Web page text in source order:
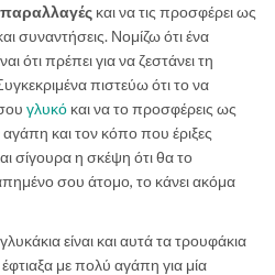
παραλλαγές και να τις προσφέρει ως
συναντήσεις. Νομίζω ότι ένα
ότι πρέπει για να ζεστάνει τη
πιστεύω ότι το να
γλυκό και να το προσφέρεις ως
αγάπη και τον κόπο που έριξες
σίγουρα η σκέψη ότι θα το
σου άτομο, το κάνει ακόμα
είναι και αυτά τα τρουφάκια
με πολύ αγάπη για μία